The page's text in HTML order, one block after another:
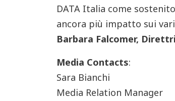
DATA Italia come
ancora più impatto sui
Barbara Falcomer,
Media Contacts:
Sara Bianchi
Media Relation Manager